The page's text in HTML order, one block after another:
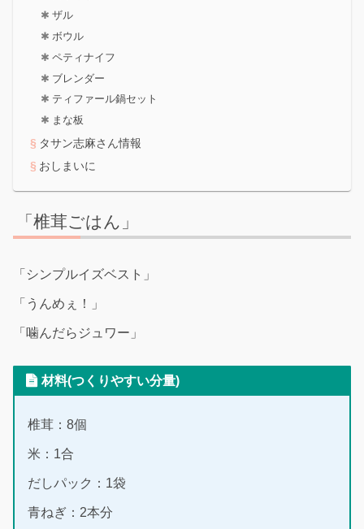
ザル
ボウル
ペティナイフ
ブレンダー
ティファール鍋セット
まな板
タサン志麻さん情報
おしまいに
「椎茸ごはん」
「シンプルイズベスト」
「うんめぇ！」
「噛んだらジュワー」
材料(つくりやすい分量)
椎茸：8個
米：1合
だしパック：1袋
青ねぎ：2本分